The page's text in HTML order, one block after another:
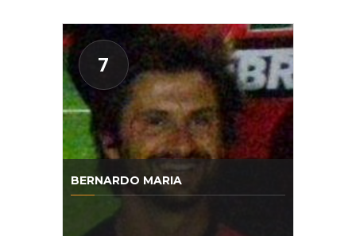
7
BERNARDO MARIA
BRUNO NOGUEIRA